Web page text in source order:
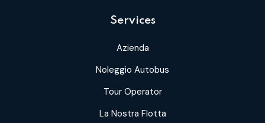
Services
Azienda
Noleggio Autobus
Tour Operator
La Nostra Flotta